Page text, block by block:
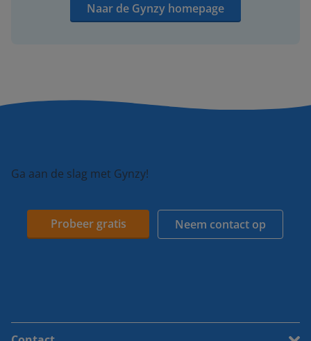
Naar de Gynzy homepage
Ga aan de slag met Gynzy!
Probeer gratis Neem contact op